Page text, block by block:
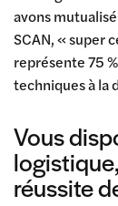
avons
SCAN, « super
représente 75
techniques à la
Vous
réussite